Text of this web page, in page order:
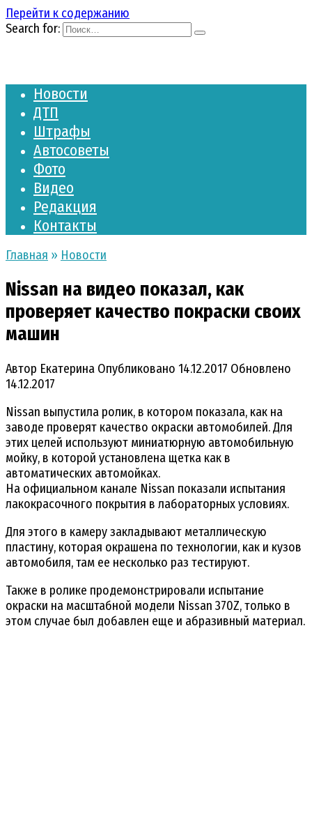
Перейти к содержанию
Search for:
Новости
ДТП
Штрафы
Автосоветы
Фото
Видео
Редакция
Контакты
Главная » Новости
Nissan на видео показал, как
проверяет качество покраски своих
машин
Автор Екатерина Опубликовано 14.12.2017 Обновлено
14.12.2017
Nissan выпустила ролик, в котором показала, как на
заводе проверят качество окраски автомобилей. Для
этих целей используют миниатюрную автомобильную
мойку, в которой установлена щетка как в
автоматических автомойках.
На официальном канале Nissan показали испытания
лакокрасочного покрытия в лабораторных условиях.
Для этого в камеру закладывают металлическую
пластину, которая окрашена по технологии, как и кузов
автомобиля, там ее несколько раз тестируют.
Также в ролике продемонстрировали испытание
окраски на масштабной модели Nissan 370Z, только в
этом случае был добавлен еще и абразивный материал.